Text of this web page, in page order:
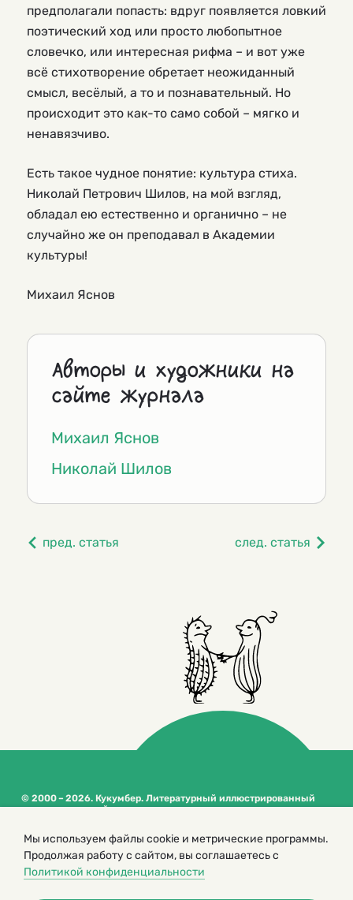
предполагали попасть: вдруг появляется ловкий
поэтический ход или просто любопытное
словечко, или интересная рифма – и вот уже
всё стихотворение обретает неожиданный
смысл, весёлый, а то и познавательный. Но
происходит это как-то само собой – мягко и
ненавязчиво.
Есть такое чудное понятие: культура стиха.
Николай Петрович Шилов, на мой взгляд,
обладал ею естественно и органично – не
случайно же он преподавал в Академии
культуры!
Михаил Яснов
Авторы и художники на
сайте журнала
Михаил Яснов
Николай Шилов
пред. статья след. статья
© 2000 – 2026. Кукумбер. Литературный иллюстрированный
журнал для детей
сайта
Политика конфиденциальности
Мы используем файлы cookie и метрические программы.
Продолжая работу с сайтом, вы соглашаетесь с
Политикой конфиденциальности